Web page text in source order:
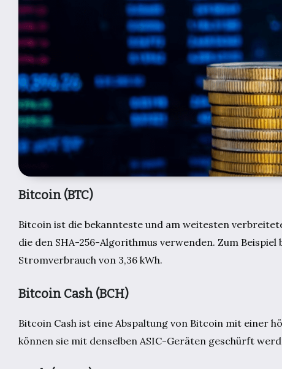
Bitcoin (BTC)
Bitcoin ist die bekannteste und am weitesten
die den SHA-256-Algorithmus verwenden. Zum
Stromverbrauch von 3,36 kWh.
Bitcoin Cash (BCH)
Bitcoin Cash ist eine Abspaltung von Bitcoin mit einer
können sie mit denselben ASIC-Geräten geschürft